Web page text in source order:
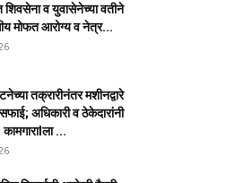
शिवसेना व युवासेनेच्या वतीने
मोफत आरोग्य व नेत्र...
तक्रारीनंतर मशीनद्वारे
अधिकारी व ठेकेदारांनी
कामगाराlला ...